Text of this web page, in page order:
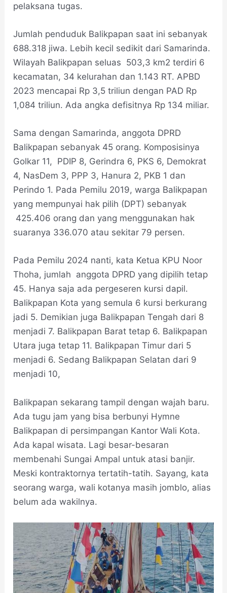
pelaksana tugas.
Jumlah penduduk Balikpapan saat ini sebanyak
688.318 jiwa. Lebih kecil sedikit dari Samarinda.
Wilayah Balikpapan seluas 503,3 km2 terdiri 6
kecamatan, 34 kelurahan dan 1.143 RT. APBD
2023 mencapai Rp 3,5 triliun dengan PAD Rp
1,084 triliun. Ada angka defisitnya Rp 134 miliar.
Sama dengan Samarinda, anggota DPRD
Balikpapan sebanyak 45 orang. Komposisinya
Golkar 11, PDIP 8, Gerindra 6, PKS 6, Demokrat
4, NasDem 3, PPP 3, Hanura 2, PKB 1 dan
Perindo 1. Pada Pemilu 2019, warga Balikpapan
yang mempunyai hak pilih (DPT) sebanyak
425.406 orang dan yang menggunakan hak
suaranya 336.070 atau sekitar 79 persen.
Pada Pemilu 2024 nanti, kata Ketua KPU Noor
Thoha, jumlah anggota DPRD yang dipilih tetap
45. Hanya saja ada pergeseren kursi dapil.
Balikpapan Kota yang semula 6 kursi berkurang
jadi 5. Demikian juga Balikpapan Tengah dari 8
menjadi 7. Balikpapan Barat tetap 6. Balikpapan
Utara juga tetap 11. Balikpapan Timur dari 5
menjadi 6. Sedang Balikpapan Selatan dari 9
menjadi 10,
Balikpapan sekarang tampil dengan wajah baru.
Ada tugu jam yang bisa berbunyi Hymne
Balikpapan di persimpangan Kantor Wali Kota.
Ada kapal wisata. Lagi besar-besaran
membenahi Sungai Ampal untuk atasi banjir.
Meski kontraktornya tertatih-tatih. Sayang, kata
seorang warga, wali kotanya masih jomblo, alias
belum ada wakilnya.